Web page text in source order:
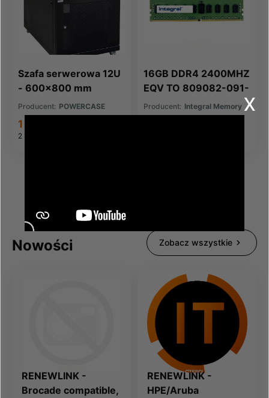
Szafa serwerowa 12U
- 600x800 mm
Producent: POWERCASE
2 187,63 zł
1 778,56 zł
16GB DDR4 2400MHZ
EQV TO 809082-091-
IN FOR HP COMPAQ
Producent: Integral Memory
Nowości Zobacz wszystkie
RENEWLINK -
Brocade compatible,
RENEWLINK -
HPE/Aruba
x